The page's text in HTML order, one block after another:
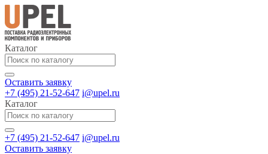
Каталог
Оставить заявку
+7 (495) 21-52-647 i@upel.ru
Каталог
+7 (495) 21-52-647 i@upel.ru
Оставить заявку